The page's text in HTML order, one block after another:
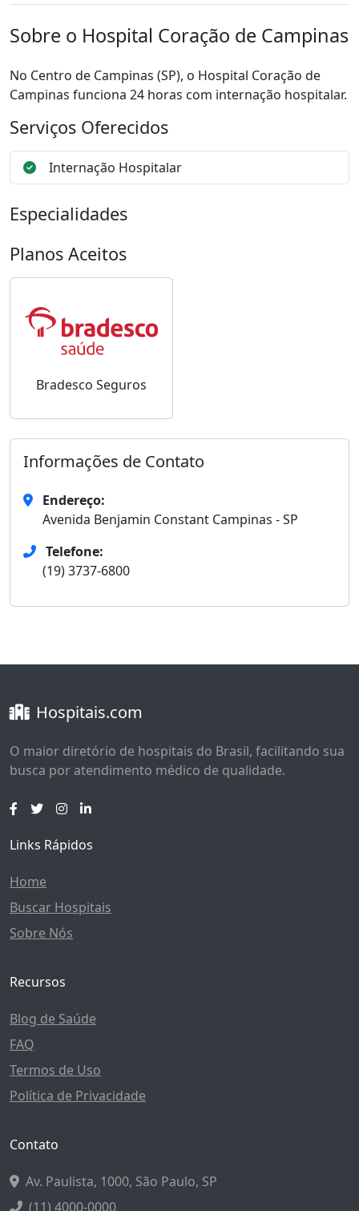
Sobre o Hospital Coração de Campinas
No Centro de Campinas (SP), o Hospital Coração de
Campinas funciona 24 horas com internação hospitalar.
Serviços Oferecidos
Internação Hospitalar
Especialidades
Planos Aceitos
Bradesco Seguros
Informações de Contato
Endereço:
Avenida Benjamin Constant Campinas - SP
Telefone:
(19) 3737-6800
Hospitais.com
O maior diretório de hospitais do Brasil, facilitando sua
busca por atendimento médico de qualidade.
Links Rápidos
Home
Buscar Hospitais
Sobre Nós
Recursos
Blog de Saúde
FAQ
Termos de Uso
Política de Privacidade
Contato
Av. Paulista, 1000, São Paulo, SP
(11) 4000-0000